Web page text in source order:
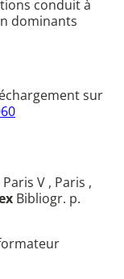
conduit à
dominants
sur
V , Paris ,
Bibliogr. p.